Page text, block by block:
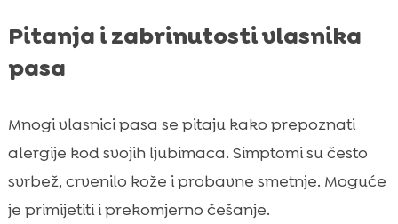
Pitanja i zabrinutosti vlasnika
pasa
Mnogi vlasnici pasa se pitaju kako prepoznati
alergije kod svojih ljubimaca. Simptomi su često
svrbež, crvenilo kože i probavne smetnje. Moguće
je primijetiti i prekomjerno češanje.